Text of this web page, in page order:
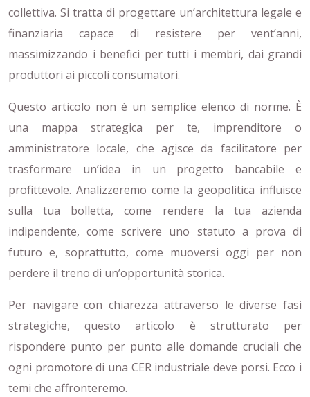
collettiva. Si tratta di progettare un’architettura legale e
finanziaria capace di resistere per vent’anni,
massimizzando i benefici per tutti i membri, dai grandi
produttori ai piccoli consumatori.
Questo articolo non è un semplice elenco di norme. È
una mappa strategica per te, imprenditore o
amministratore locale, che agisce da facilitatore per
trasformare un’idea in un progetto bancabile e
profittevole. Analizzeremo come la geopolitica influisce
sulla tua bolletta, come rendere la tua azienda
indipendente, come scrivere uno statuto a prova di
futuro e, soprattutto, come muoversi oggi per non
perdere il treno di un’opportunità storica.
Per navigare con chiarezza attraverso le diverse fasi
strategiche, questo articolo è strutturato per
rispondere punto per punto alle domande cruciali che
ogni promotore di una CER industriale deve porsi. Ecco i
temi che affronteremo.